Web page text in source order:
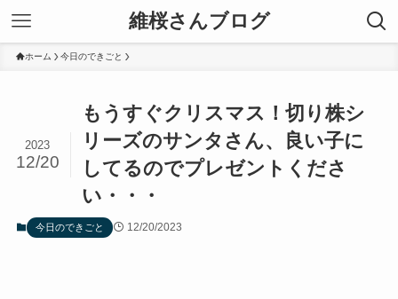
維桜さんブログ
ホーム 今日のできごと
もうすぐクリスマス！切り株シ
リーズのサンタさん、良い子に
してるのでプレゼントくださ
い・・・
2023
12/20
今日のできごと 12/20/2023